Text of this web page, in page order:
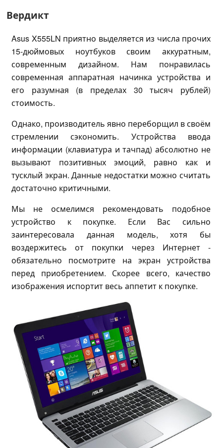
Вердикт
Asus X555LN приятно выделяется из числа прочих
15-дюймовых ноутбуков своим аккуратным,
современным дизайном. Нам понравилась
современная аппаратная начинка устройства и
его разумная (в пределах 30 тысяч рублей)
стоимость.
Однако, производитель явно переборщил в своём
стремлении сэкономить. Устройства ввода
информации (клавиатура и тачпад) абсолютно не
вызывают позитивных эмоций, равно как и
тусклый экран. Данные недостатки можно считать
достаточно критичными.
Мы не осмелимся рекомендовать подобное
устройство к покупке. Если Вас сильно
заинтересовала данная модель, хотя бы
воздержитесь от покупки через Интернет -
обязательно посмотрите на экран устройства
перед приобретением. Скорее всего, качество
изображения испортит весь аппетит к покупке.